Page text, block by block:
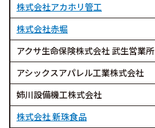
株式会社アカホリ管工
株式会社赤堀
アクサ生命保険株式会社 武生営業所
アシックスアパレル工業株式会社
姉川設備機工株式会社
株式会社 新珠食品